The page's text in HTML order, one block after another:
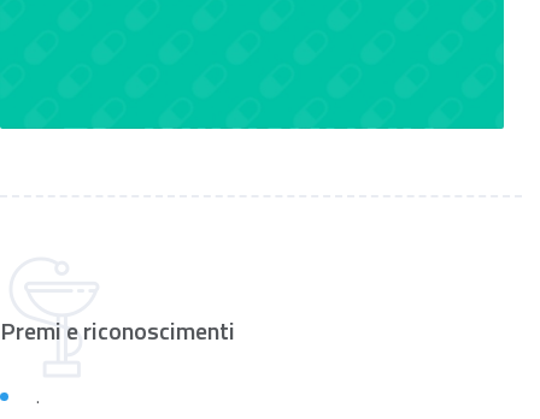
Premi e riconoscimenti
.